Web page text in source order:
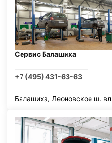
Сервис Балашиха
+7 (495) 431-63-63
Балашиха, Леоновское ш.